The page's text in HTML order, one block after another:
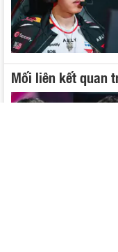
Mối liên kết quan